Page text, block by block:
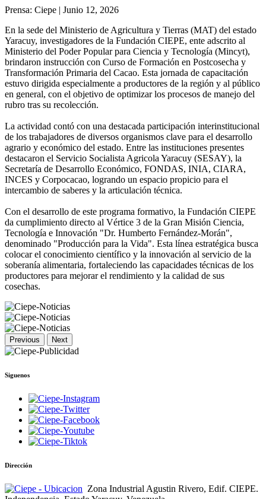
Prensa: Ciepe | Junio 12, 2026
En la sede del Ministerio de Agricultura y Tierras (MAT) del estado
Yaracuy, investigadores de la Fundación CIEPE, ente adscrito al
Ministerio del Poder Popular para Ciencia y Tecnología (Mincyt),
brindaron instrucción con Curso de Formación en Postcosecha y
Transformación Primaria del Cacao. Esta jornada de capacitación
estuvo dirigida especialmente a productores de la región y al público
en general, con el objetivo de optimizar los procesos de manejo del
rubro tras su recolección.
​La actividad contó con una destacada participación interinstitucional
de los trabajadores de diversos organismos clave para el desarrollo
agrario y económico del estado. Entre las instituciones presentes
destacaron el Servicio Socialista Agricola Yaracuy (SESAY), la
Secretaría de Desarrollo Económico, FONDAS, INIA, CIARA,
INCES y Corpocacao, logrando un espacio propicio para el
intercambio de saberes y la articulación técnica.
​Con el desarrollo de este programa formativo, la Fundación CIEPE
da cumplimiento directo al Vértice 3 de la Gran Misión Ciencia,
Tecnología e Innovación "Dr. Humberto Fernández-Morán",
denominado "Producción para la Vida". Esta línea estratégica busca
colocar el conocimiento científico y la innovación al servicio de la
soberanía alimentaria, fortaleciendo las capacidades técnicas de los
productores para mejorar el rendimiento y la calidad de sus
cosechas.
Previous Next
Siguenos
Dirección
Zona Industrial Agustin Rivero, Edif. CIEPE.